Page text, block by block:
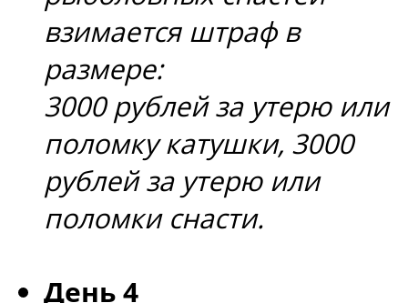
взимается штраф в
размере:
3000 рублей за утерю или
поломку катушки, 3000
рублей за утерю или
поломки снасти.
День 4